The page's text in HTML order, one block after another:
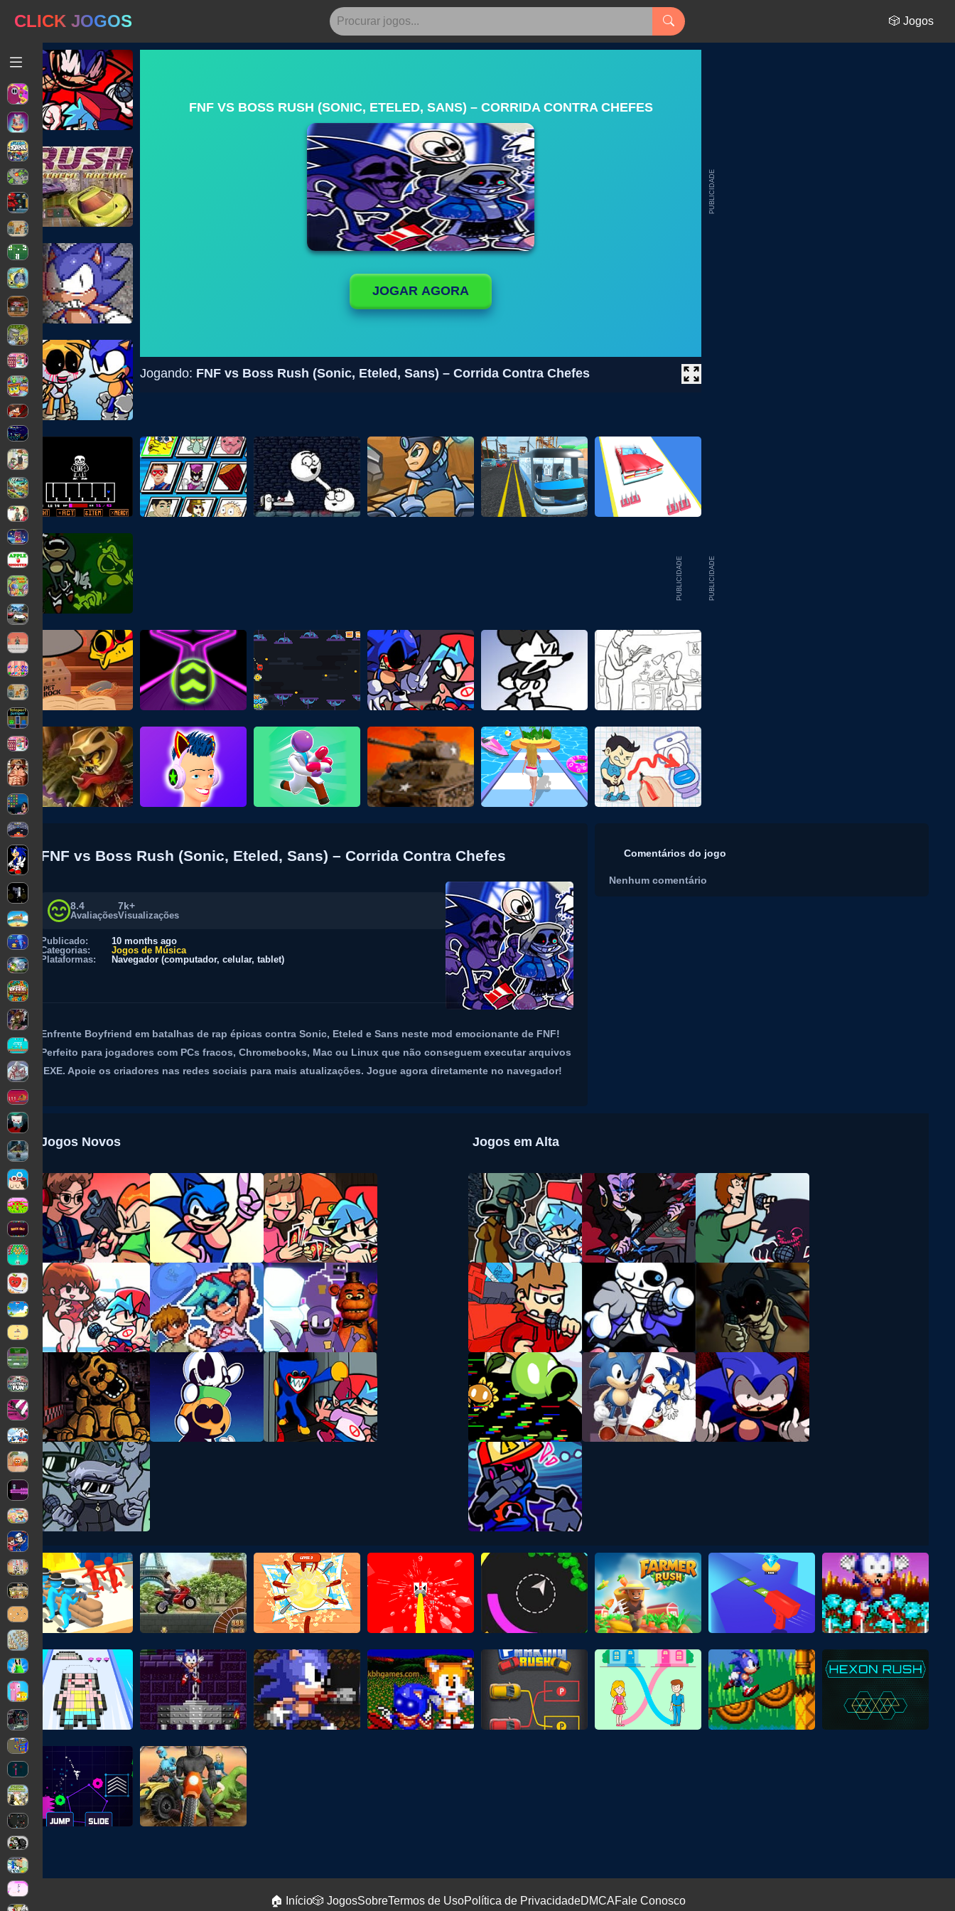
CLICK JOGOS 🎲 Jogos
FNF VS BOSS RUSH (SONIC, ETELED, SANS) – CORRIDA CONTRA CHEFES
JOGAR AGORA
Jogando: FNF vs Boss Rush (Sonic, Eteled, Sans) – Corrida Contra Chefes
PUBLICIDADE
PUBLICIDADE
PUBLICIDADE
FNF vs Boss Rush (Sonic, Eteled, Sans) – Corrida Contra Chefes
8.4
Avaliações
7k+
Visualizações
Publicado:
10 months ago
Categorias:
Jogos de Música
Plataformas:
Navegador (computador, celular, tablet)
Enfrente Boyfriend em batalhas de rap épicas contra Sonic, Eteled e Sans neste mod emocionante de FNF!
Perfeito para jogadores com PCs fracos, Chromebooks, Mac ou Linux que não conseguem executar arquivos
.EXE. Apoie os criadores nas redes sociais para mais atualizações. Jogue agora diretamente no navegador!
Comentários do jogo
Nenhum comentário
Jogos Novos Jogos em Alta
🏠 Início🎲 JogosSobreTermos de UsoPolítica de PrivacidadeDMCAFale Conosco